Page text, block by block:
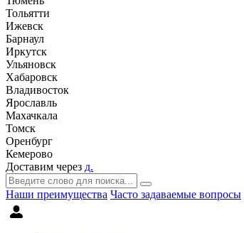
Тольятти
Ижевск
Барнаул
Иркутск
Ульяновск
Хабаровск
Владивосток
Ярославль
Махачкала
Томск
Оренбург
Кемерово
Доставим через д.
Наши преимущества Часто задаваемые вопросы